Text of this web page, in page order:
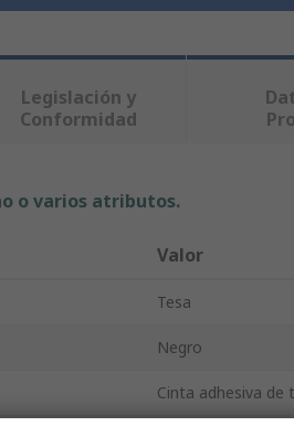
Legislación y
Conformidad
o varios atributos.
Valor
Tesa
Negro
Cinta adhesiva de